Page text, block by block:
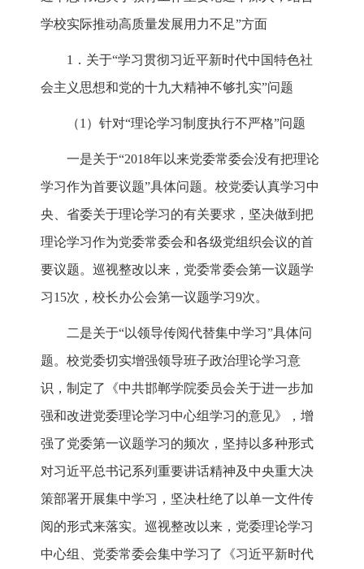
学校实际推动高质量发展用力不足”方面
1．关于“学习贯彻习近平新时代中国特色社
会主义思想和党的十九大精神不够扎实”问题
（1）针对“理论学习制度执行不严格”问题
一是关于“2018年以来党委常委会没有把理论
学习作为首要议题”具体问题。校党委认真学习中
央、省委关于理论学习的有关要求，坚决做到把
理论学习作为党委常委会和各级党组织会议的首
要议题。巡视整改以来，党委常委会第一议题学
习15次，校长办公会第一议题学习9次。
二是关于“以领导传阅代替集中学习”具体问
题。校党委切实增强领导班子政治理论学习意
识，制定了《中共邯郸学院委员会关于进一步加
强和改进党委理论学习中心组学习的意见》，增
强了党委第一议题学习的频次，坚持以多种形式
对习近平总书记系列重要讲话精神及中央重大决
策部署开展集中学习，坚决杜绝了以单一文件传
阅的形式来落实。巡视整改以来，党委理论学习
中心组、党委常委会集中学习了《习近平新时代